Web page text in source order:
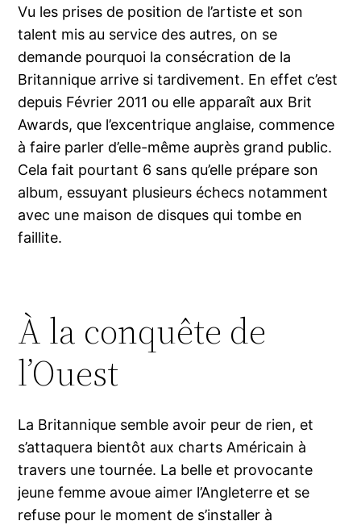
Vu les prises de position de l’artiste et son
talent mis au service des autres, on se
demande pourquoi la consécration de la
Britannique arrive si tardivement. En effet c’est
depuis Février 2011 ou elle apparaît aux Brit
Awards, que l’excentrique anglaise, commence
à faire parler d’elle-même auprès grand public.
Cela fait pourtant 6 sans qu’elle prépare son
album, essuyant plusieurs échecs notamment
avec une maison de disques qui tombe en
faillite.
À la conquête de
l’Ouest
La Britannique semble avoir peur de rien, et
s’attaquera bientôt aux charts Américain à
travers une tournée. La belle et provocante
jeune femme avoue aimer l’Angleterre et se
refuse pour le moment de s’installer à